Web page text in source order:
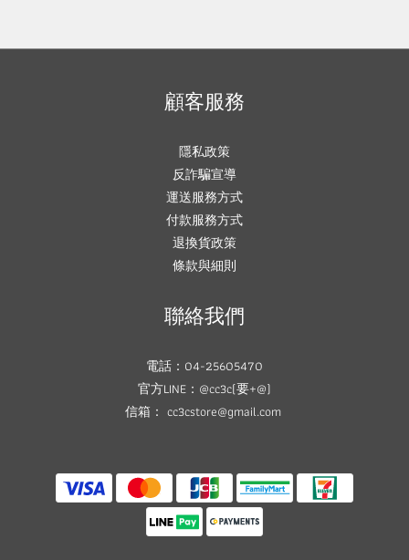
顧客服務
隱私政策
反詐騙宣導
運送服務方式
付款服務方式
退換貨政策
條款與細則
聯絡我們
電話：04-25605470
官方LINE：@cc3c(要+@)
信箱： cc3cstore@gmail.com